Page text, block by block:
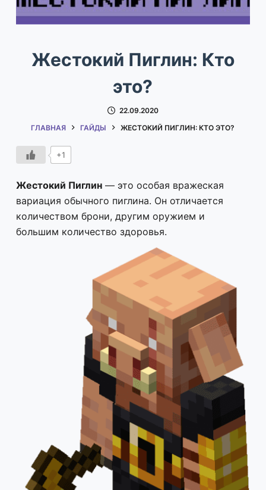
Жестокий Пиглин: Кто
это?
22.09.2020
ГЛАВНАЯ
ГАЙДЫ ЖЕСТОКИЙ ПИГЛИН: КТО ЭТО?
+1
Жестокий Пиглин— это особая вражеская
вариация обычного пиглина. Он отличается
количеством брони, другим оружием и
большим количество здоровья.